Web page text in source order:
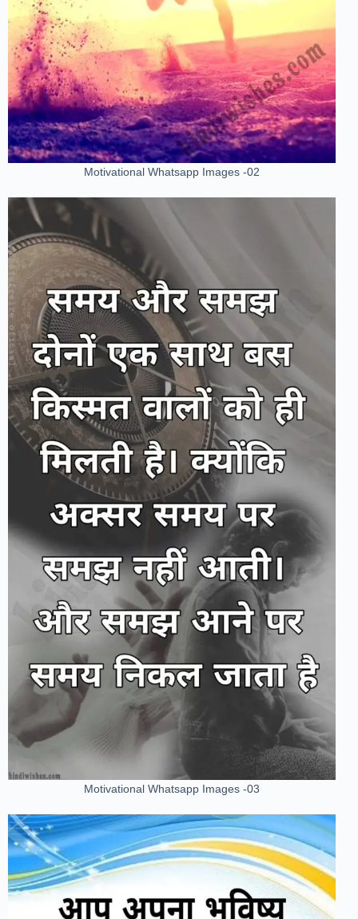
Motivational Whatsapp Images -02
Motivational Whatsapp Images -03